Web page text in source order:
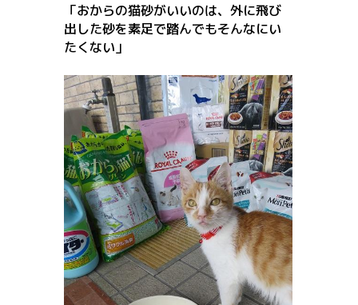
「おからの猫砂がいいのは、外に飛び
出した砂を素足で踏んでもそんなにい
たくない」